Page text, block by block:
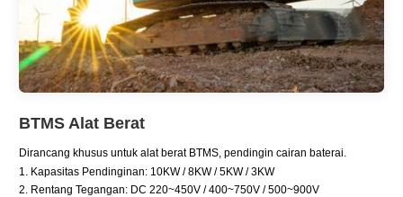
BTMS Alat Berat
Dirancang khusus untuk alat berat BTMS, pendingin cairan baterai.
1. Kapasitas Pendinginan: 10KW / 8KW / 5KW / 3KW
2. Rentang Tegangan: DC 220~450V / 400~750V / 500~900V